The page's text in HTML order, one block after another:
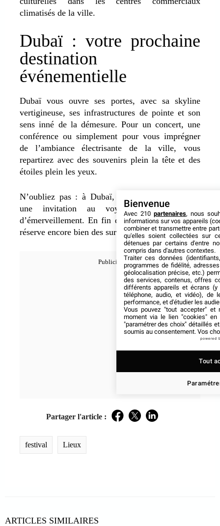
climatisés de la ville.
Dubaï : votre prochaine
destination
événementielle
Dubaï vous ouvre ses portes, avec sa skyline
vertigineuse, ses infrastructures de pointe et son
sens inné de la démesure. Pour un concert, une
conférence ou simplement pour vous imprégner
de l’ambiance électrisante de la ville, vous
repartirez avec des souvenirs plein la tête et des
étoiles plein les yeux.
N’oubliez pas : à Dubaï, chaque événement est
une invitation au voyage, une promesse
d’émerveillement. En fin de compte, Dubaï vous
réserve encore bien des surprises !
Partager l'article : Facebook
TwitterLinkedIn
festival Lieux
ARTICLES SIMILAIRES
Bienvenue
Avec 210 partenaires, nous
informations sur vos appareils
combiner et transmettre entre
qu'elles soient collectées sur
détenues par certains d'entre
compris dans d'autres contextes.
Traiter ces données
programmes de fidélité,
géolocalisation précise, etc.)
des services, contenus, offres
différents appareils et écrans (y
téléphone, audio, et vidéo), de
performance, et d'étudier les
Vous pouvez "tout accepter" et
moment via le lien "cookies" en
"paramétrer des choix" détaillés
soumis au consentement. Vos
powered
Tout